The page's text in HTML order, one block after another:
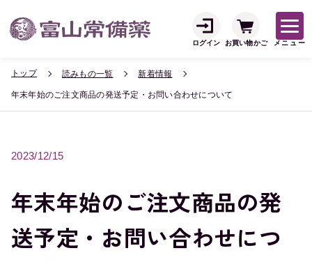
ログイン お買い物かご メニュー
トップ 読みもの一覧 新着情報
年末年始のご注文商品の発送予定・お問い合わせについて
2023/12/15
年末年始のご注文商品の発
送予定・お問い合わせにつ